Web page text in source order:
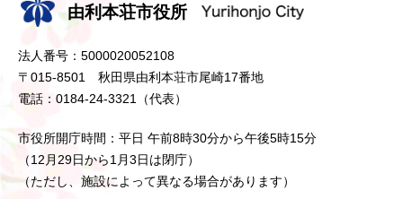
由利本荘市役所
法人番号：5000020052108
〒015-8501 秋田県由利本荘市尾崎17番地
電話：0184-24-3321（代表）
市役所開庁時間：平日 午前8時30分から午後5時15分
（12月29日から1月3日は閉庁）
（ただし、施設によって異なる場合があります）